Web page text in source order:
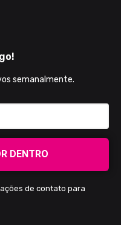
semanalmente.
DENTRO
de contato para